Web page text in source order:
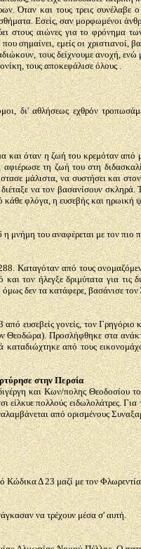
Όταν και τους τρεις
Εσείς, σαν μορφωμένοι
αιώνες για το φρόνημα
σημαίνει, εμείς οι χριστιανοί,
τους δείχνουμε ανοχή,
τους αποκεφάλισε όλους .
δι' αθλήσεως εχθρόν
και όταν η ζωή του κρεμόταν
τη ζωή του στη
μάλιστα, να συστήσει και
να τον βασανίσουν
κάθε φλόγα, η ευσεβής και ηρωική
του αναφέρεται με τον πιο
Καταγόταν από τους
τον ήλεγξε δριμύτατα για
δεν τα κατάφερε, βασάνισε
ευσεβείς γονείς, τον Γρηγόριο
Θεοδώρα). Προσλήφθηκε στα
από τους
στην Περσία
και Κων/πολης
είλκυε πολλούς ειδωλολάτρες.
από ορισμένους
Κώδικα Δ 23 μαζί με τον
να τρέχουν μέσα σ' αυτή.